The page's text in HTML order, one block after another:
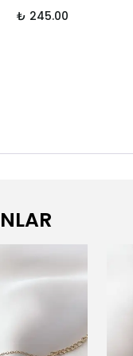
₺ 245.00